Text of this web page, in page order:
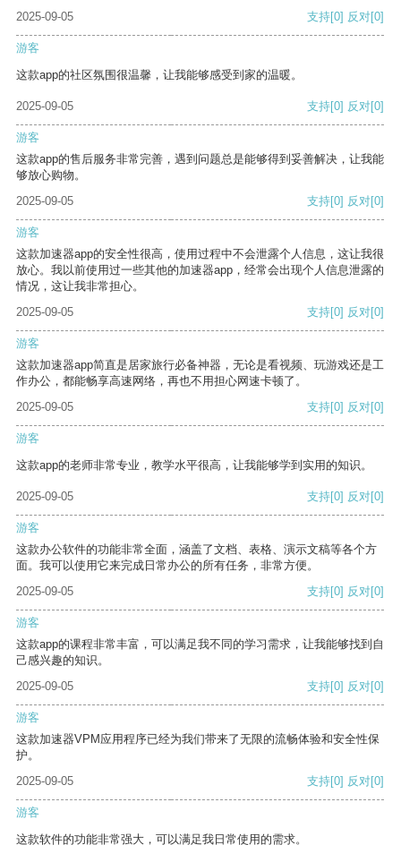
2025-09-05
支持[0] 反对[0]
游客
这款app的社区氛围很温馨，让我能够感受到家的温暖。
2025-09-05 支持[0] 反对[0]
游客
这款app的售后服务非常完善，遇到问题总是能够得到妥善解决，让我能
够放心购物。
2025-09-05
支持[0] 反对[0]
游客
这款加速器app的安全性很高，使用过程中不会泄露个人信息，这让我很
放心。我以前使用过一些其他的加速器app，经常会出现个人信息泄露的
情况，这让我非常担心。
2025-09-05
支持[0] 反对[0]
游客
这款加速器app简直是居家旅行必备神器，无论是看视频、玩游戏还是工
作办公，都能畅享高速网络，再也不用担心网速卡顿了。
2025-09-05
支持[0] 反对[0]
游客
这款app的老师非常专业，教学水平很高，让我能够学到实用的知识。
2025-09-05 支持[0] 反对[0]
游客
这款办公软件的功能非常全面，涵盖了文档、表格、演示文稿等各个方
面。我可以使用它来完成日常办公的所有任务，非常方便。
2025-09-05
支持[0] 反对[0]
游客
这款app的课程非常丰富，可以满足我不同的学习需求，让我能够找到自
己感兴趣的知识。
2025-09-05
支持[0] 反对[0]
游客
这款加速器VPM应用程序已经为我们带来了无限的流畅体验和安全性保
护。
2025-09-05
支持[0] 反对[0]
游客
这款软件的功能非常强大，可以满足我日常使用的需求。